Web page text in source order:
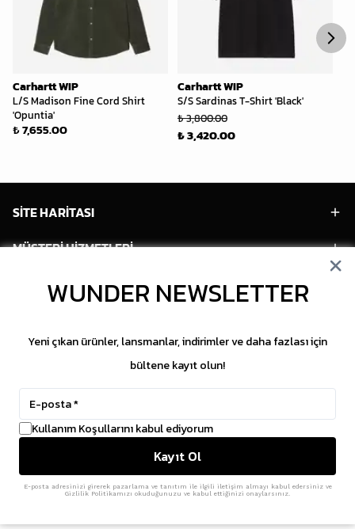
Carhartt WIP
L/S Madison Fine Cord Shirt
'Opuntia'
₺ 7,655.00
Carhartt WIP
S/S Sardinas T-Shirt 'Black'
₺ 3,800.00
₺ 3,420.00
SİTE HARİTASI
MÜŞTERİ HİZMETLERİ
HESABIM
SOSYAL MEDYA
Copyright © 2026 WUNDER. İçeriklerin izinsiz
ikasE-Ticaret Altyapısıile Hazırlanmıştır.
WUNDER NEWSLETTER
Yeni çıkan ürünler, lansmanlar, indirimler ve daha fazlası için
bültene kayıt olun!
Kullanım Koşullarını kabul ediyorum
Kayıt Ol
E-posta adresinizi girerek pazarlama ve tanıtım ile ilgili iletişim almayı kabul edersiniz ve
Gizlilik Politikamızı okuduğunuzu ve kabul ettiğinizi onaylarsınız.